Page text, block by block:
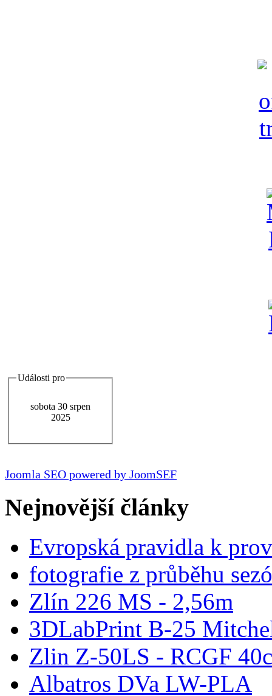
Události pro
sobota 30 srpen
2025
Joomla SEO powered by JoomSEF
Nejnovější články
Evropská pravidla k
fotografie z průběhu
Zlín 226 MS - 2,56m
3DLabPrint B-25
Zlin Z-50LS - RCGF
Albatros DVa LW-PLA